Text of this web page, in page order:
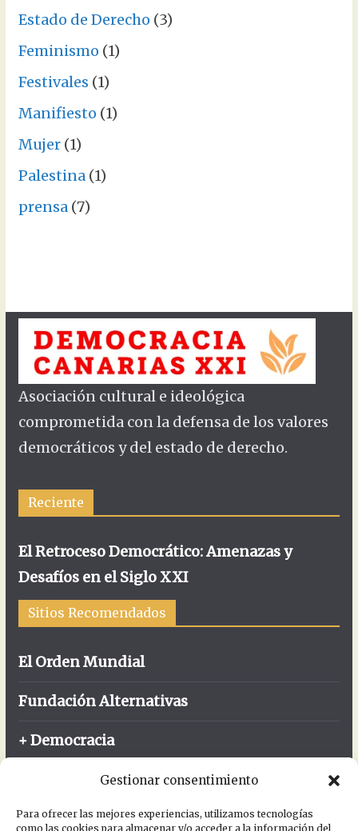
Gestionar consentimiento
Para ofrecer las mejores experiencias, utilizamos tecnologías
como las cookies para almacenar y/o acceder a la información del
Estado de Derecho (3)
Feminismo (1)
Festivales (1)
Manifiesto (1)
Mujer(1)
Palestina(1)
prensa(7)
Asociación cultural e ideológica
comprometida con la defensa de los valores
democráticos y del estado de derecho.
Reciente
El Retroceso Democrático: Amenazas y
Desafíos en el Siglo XXI
Sitios Recomendados
El Orden Mundial
Fundación Alternativas
+ Democracia
Enlaces